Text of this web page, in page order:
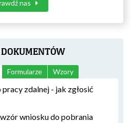
nas
Formularze Wzory
zdalnej - jak zgłosić
wniosku do pobrania